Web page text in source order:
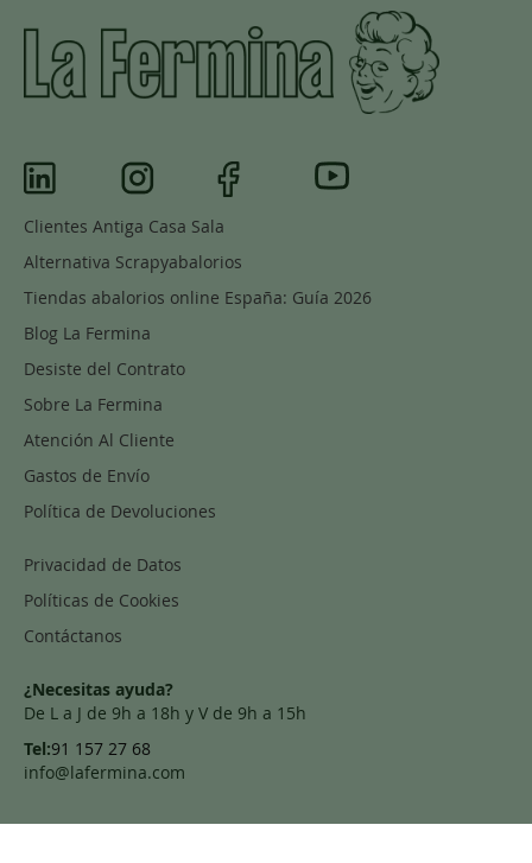
Clientes Antiga Casa Sala
Alternativa Scrapyabalorios
Tiendas abalorios online España: Guía 2026
Blog La Fermina
Desiste del Contrato
Sobre La Fermina
Atención Al Cliente
Gastos de Envío
Política de Devoluciones
Privacidad de Datos
Políticas de Cookies
Contáctanos
¿Necesitas ayuda?
De L a J de 9h a 18h y V de 9h a 15h
Tel:91 157 27 68
info@lafermina.com